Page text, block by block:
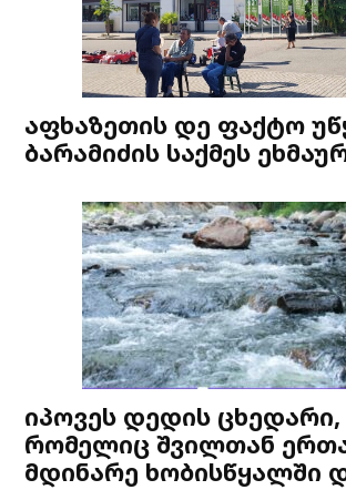
აფხაზეთის დე ფაქტო
ბარამიძის საქმეს
იპოვეს დედის ცხედარი,
რომელიც შვილთან
მდინარე ხობისწყალში